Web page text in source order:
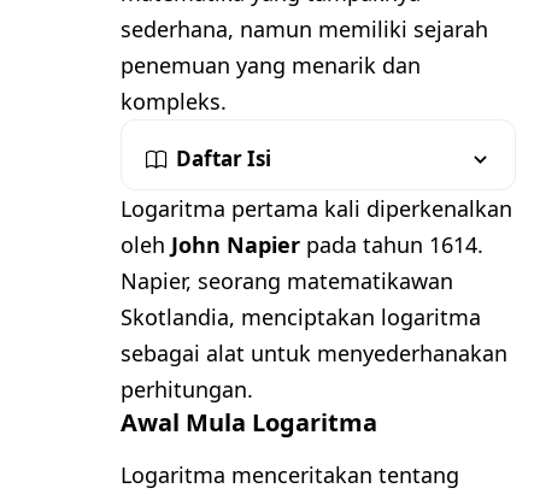
sederhana, namun memiliki sejarah
penemuan yang menarik dan
kompleks.
Daftar Isi
Logaritma pertama kali diperkenalkan
oleh John Napier pada tahun 1614.
Napier, seorang matematikawan
Skotlandia, menciptakan logaritma
sebagai alat untuk menyederhanakan
perhitungan.
Awal Mula Logaritma
Logaritma menceritakan tentang